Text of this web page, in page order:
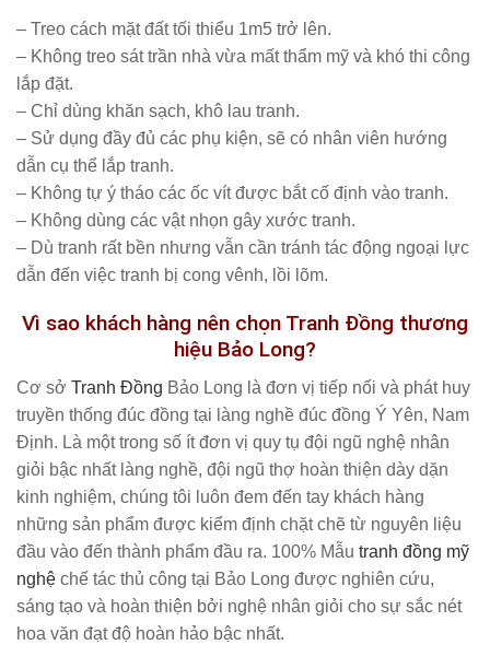
– Treo cách mặt đất tối thiểu 1m5 trở lên.
– Không treo sát trần nhà vừa mất thẩm mỹ và khó thi công
lắp đặt.
– Chỉ dùng khăn sạch, khô lau tranh.
– Sử dụng đầy đủ các phụ kiện, sẽ có nhân viên hướng
dẫn cụ thể lắp tranh.
– Không tự ý tháo các ốc vít được bắt cố định vào tranh.
– Không dùng các vật nhọn gây xước tranh.
– Dù tranh rất bền nhưng vẫn cần tránh tác động ngoại lực
dẫn đến việc tranh bị cong vênh, lồi lõm.
Vì sao khách hàng nên chọn Tranh Đồng thương
hiệu Bảo Long?
Cơ sở Tranh Đồng Bảo Long là đơn vị tiếp nối và phát huy
truyền thống đúc đồng tại làng nghề đúc đồng Ý Yên, Nam
Định. Là một trong số ít đơn vị quy tụ đội ngũ nghệ nhân
giỏi bậc nhất làng nghề, đội ngũ thợ hoàn thiện dày dặn
kinh nghiệm, chúng tôi luôn đem đến tay khách hàng
những sản phẩm được kiểm định chặt chẽ từ nguyên liệu
đầu vào đến thành phẩm đầu ra. 100% Mẫu tranh đồng mỹ
nghệ chế tác thủ công tại Bảo Long được nghiên cứu,
sáng tạo và hoàn thiện bởi nghệ nhân giỏi cho sự sắc nét
hoa văn đạt độ hoàn hảo bậc nhất.